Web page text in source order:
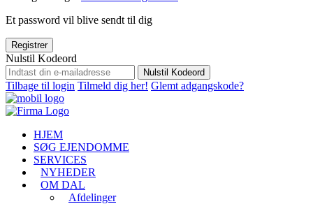
Et password vil blive sendt til dig
Registrer
Nulstil Kodeord
Nulstil Kodeord
Tilbage til login Tilmeld dig her! Glemt adgangskode?
HJEM
SØG EJENDOMME
SERVICES
NYHEDER
OM DAL
Afdelinger